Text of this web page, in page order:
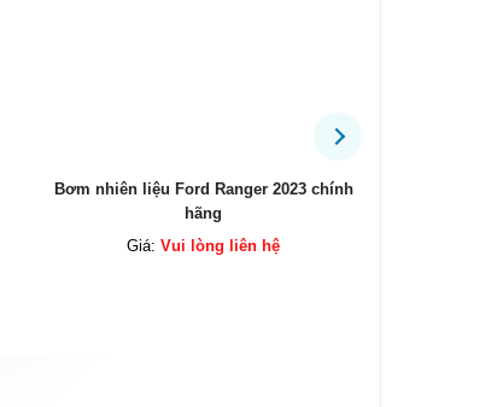
Bơm nhiên liệu Ford Ranger 2023 chính
Vui lòng liên hệ